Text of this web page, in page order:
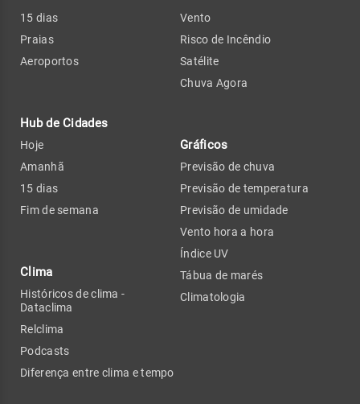
15 dias
Praias
Aeroportos
Hub de Cidades
Hoje
Amanhã
15 dias
Fim de semana
Clima
Históricos de clima -
Dataclima
Relclima
Podcasts
Diferença entre clima e tempo
Vento
Risco de Incêndio
Satélite
Chuva Agora
Gráficos
Previsão de chuva
Previsão de temperatura
Previsão de umidade
Vento hora a hora
Índice UV
Tábua de marés
Climatologia